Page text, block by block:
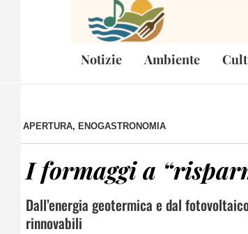
Notizie Ambiente
APERTURA, ENOGASTRONOMIA
I formaggi a
Dall’energia geotermica e dal
rinnovabili